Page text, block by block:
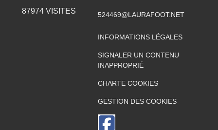
87974VISITES 524469@LAURAFOOT.NET
INFORMATIONS LÉGALES
SIGNALER UN CONTENU
INAPPROPRIÉ
CHARTE COOKIES
GESTION DES COOKIES